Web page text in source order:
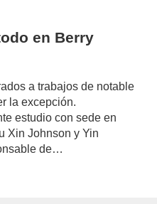
en Berry
a trabajos de notable
la excepción.
estudio con sede en
Xin Johnson y Yin
de…
author/redaccion/